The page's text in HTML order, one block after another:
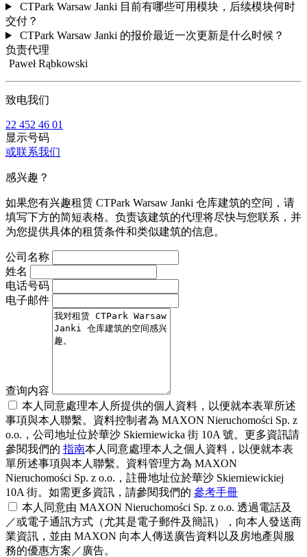
CTPark Warsaw Janki 目前有哪些可用模块，后续模块何时
交付？
CTPark Warsaw Janki 的报价最近一次更新是什么时候？
负责代理
Paweł Rąbkowski
致电我们
22 452 46 01
显示号码
或联系我们
感兴趣？
如果您有兴趣租赁 CTPark Warsaw Janki 仓库建筑的空间，请
填写下方的简短表格。负责该建筑的代理将尽快与您联系，并
为您提供具体的租赁条件和类似建筑的信息。
公司名称
姓名
电话号码
电子邮件
查询内容
本人同意處理本人所提供的個人資料，以便就本表單所述
事項與本人聯繫。資料控制者為 MAXON Nieruchomości Sp. z
o.o.，公司地址位於華沙 Skierniewicka 街 10A 號。更多資訊請
參閱我們的 指南本人同意處理本人之個人資料，以便就本表
單所述事項與本人聯繫。資料管理方為 MAXON
Nieruchomości Sp. z o.o.，註冊地址位於華沙 Skierniewickiej
10A 街。如需更多資訊，請參閱我們的 參考手冊
本人同意由 MAXON Nieruchomości Sp. z o.o. 透過電話及
／或電子通訊方式（尤其是電子郵件及簡訊），向本人發送商
業資訊，並由 MAXON 向本人傳送廣告資料以及房地產與服
務的優惠方案／廣告。